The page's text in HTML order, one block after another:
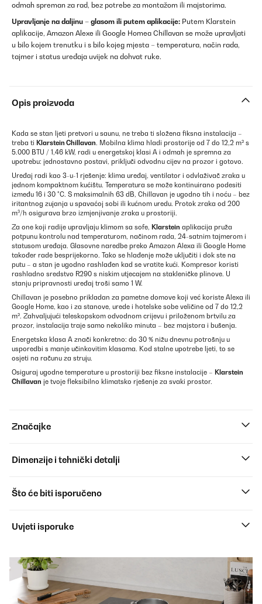
odmah spreman za rad, bez potrebe za montažom ili majstorima.
Upravljanje na daljinu – glasom ili putem aplikacije: Putem Klarstein
aplikacije, Amazon Alexe ili Google Homea Chillavan se može upravljati
u bilo kojem trenutku i s bilo kojeg mjesta – temperatura, način rada,
tajmer i status uređaja uvijek na dohvat ruke.
Opis proizvoda
Kada se stan ljeti pretvori u saunu, ne treba ti složena fiksna instalacija –
treba ti Klarstein Chillavan. Mobilna klima hladi prostorije od 7 do 12,2 m² s
5.000 BTU / 1,46 kW, radi u energetskoj klasi A i odmah je spremna za
upotrebu: jednostavno postavi, priključi odvodnu cijev na prozor i gotovo.
Uređaj radi kao 3-u-1 rješenje: klima uređaj, ventilator i odvlaživač zraka u
jednom kompaktnom kućištu. Temperatura se može kontinuirano podesiti
između 16 i 30 °C. S maksimalnih 63 dB, Chillavan je ugodno tih i noću – bez
iritantnog zujanja u spavaćoj sobi ili kućnom uredu. Protok zraka od 200
m³/h osigurava brzo izmjenjivanje zraka u prostoriji.
Za one koji radije upravljaju klimom sa sofe, Klarstein aplikacija pruža
potpunu kontrolu nad temperaturom, načinom rada, 24-satnim tajmerom i
statusom uređaja. Glasovne naredbe preko Amazon Alexa ili Google Home
također rade besprijekorno. Tako se hlađenje može uključiti i dok ste na
putu – a stan je ugodno rashlađen kad se vratite kući. Kompresor koristi
rashladno sredstvo R290 s niskim utjecajem na stakleničke plinove. U
stanju pripravnosti uređaj troši samo 1 W.
Chillavan je posebno prikladan za pametne domove koji već koriste Alexa ili
Google Home, kao i za stanove, urede i hotelske sobe veličine od 7 do 12,2
m². Zahvaljujući teleskopskom odvodnom crijevu i priloženom brtvilu za
prozor, instalacija traje samo nekoliko minuta – bez majstora i bušenja.
Energetska klasa A znači konkretno: do 30 % nižu dnevnu potrošnju u
usporedbi s manje učinkovitim klasama. Kod stalne upotrebe ljeti, to se
osjeti na računu za struju.
Osiguraj ugodne temperature u prostoriji bez fiksne instalacije – Klarstein
Chillavan je tvoje fleksibilno klimatsko rješenje za svaki prostor.
Značajke
Dimenzije i tehnički detalji
Što će biti isporučeno
Uvjeti isporuke